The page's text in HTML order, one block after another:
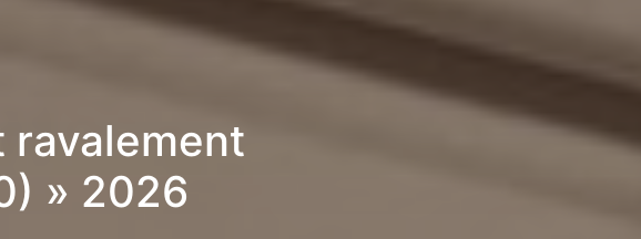
ravalement
» 2026